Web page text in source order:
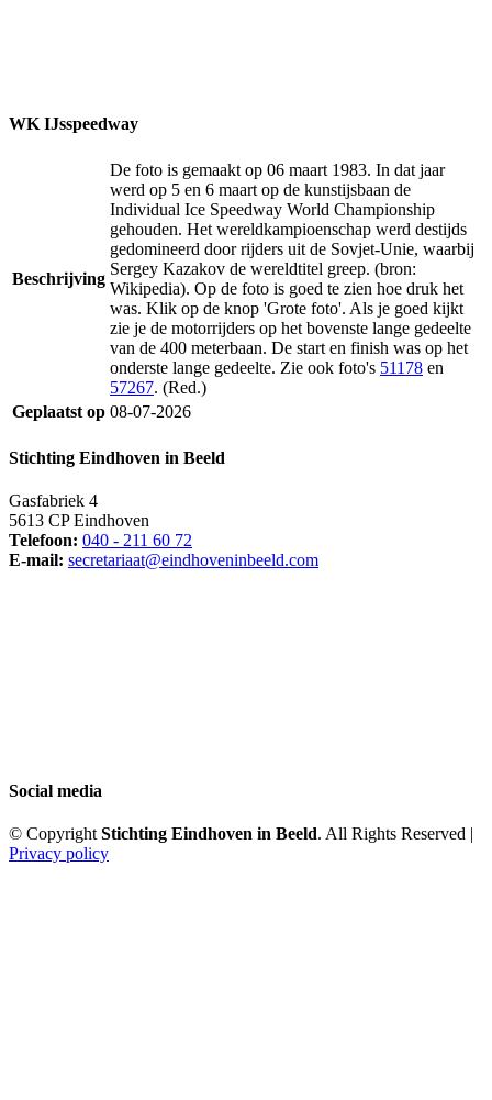
WK IJsspeedway
Beschrijving
De foto is gemaakt op 06 maart 1983. In dat jaar
werd op 5 en 6 maart op de kunstijsbaan de
Individual Ice Speedway World Championship
gehouden. Het wereldkampioenschap werd destijds
gedomineerd door rijders uit de Sovjet-Unie, waarbij
Sergey Kazakov de wereldtitel greep. (bron:
Wikipedia). Op de foto is goed te zien hoe druk het
was. Klik op de knop 'Grote foto'. Als je goed kijkt
zie je de motorrijders op het bovenste lange gedeelte
van de 400 meterbaan. De start en finish was op het
onderste lange gedeelte. Zie ook foto's 51178 en
57267. (Red.)
Geplaatst op 08-07-2026
Stichting Eindhoven in Beeld
Gasfabriek 4
5613 CP Eindhoven
Telefoon: 040 - 211 60 72
E-mail: secretariaat@eindhoveninbeeld.com
Social media
© Copyright Stichting Eindhoven in Beeld. All Rights Reserved |
Privacy policy